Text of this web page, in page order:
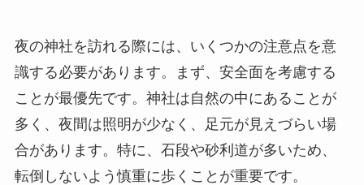
夜の神社を訪れる際には、いくつかの注意点を意
識する必要があります。まず、安全面を考慮する
ことが最優先です。神社は自然の中にあることが
多く、夜間は照明が少なく、足元が見えづらい場
合があります。特に、石段や砂利道が多いため、
転倒しないよう慎重に歩くことが重要です。